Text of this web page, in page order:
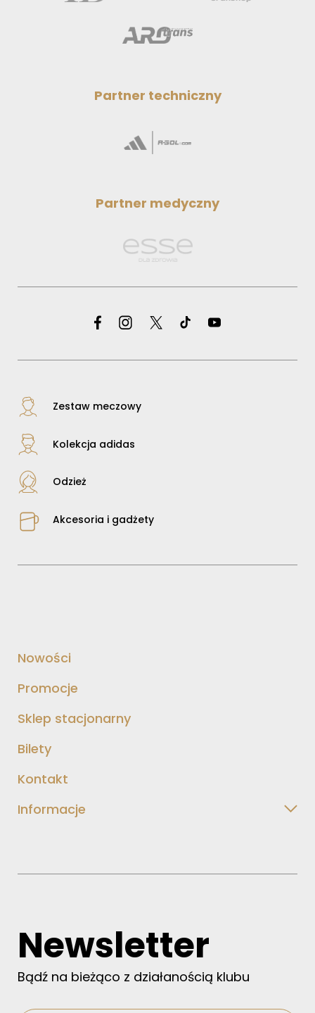
Partner techniczny
Partner medyczny
Zestaw meczowy
Kolekcja adidas
Odzież
Akcesoria i gadżety
Nowości
Promocje
Sklep stacjonarny
Bilety
Kontakt
Informacje
Newsletter
Bądź na bieżąco z działanością klubu